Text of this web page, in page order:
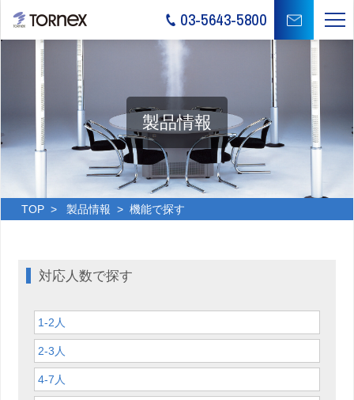
03-5643-5800
製品情報
TOP> 製品情報 > 機能で探す
対応人数で探す
1-2人
2-3人
4-7人